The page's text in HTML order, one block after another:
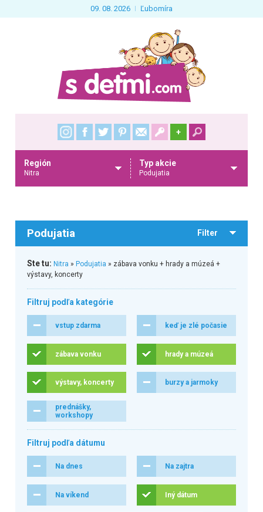
09. 08. 2026 Ľubomíra
+
Región
Nitra
Typ akcie
Podujatia
Podujatia Filter
Ste tu: Nitra » Podujatia » zábava vonku + hrady a múzeá +
výstavy, koncerty
Filtruj podľa kategórie
vstup zdarma keď je zlé počasie
zábava vonku hrady a múzeá
výstavy, koncerty burzy a jarmoky
prednášky,
workshopy
Filtruj podľa dátumu
Na dnes Na zajtra
Na víkend Iný dátum